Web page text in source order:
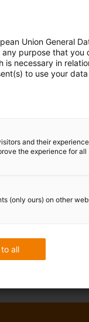
12
Union General
any purpose that you
necessary in
to use your
and their
the experience for all
(only ours) on other
all